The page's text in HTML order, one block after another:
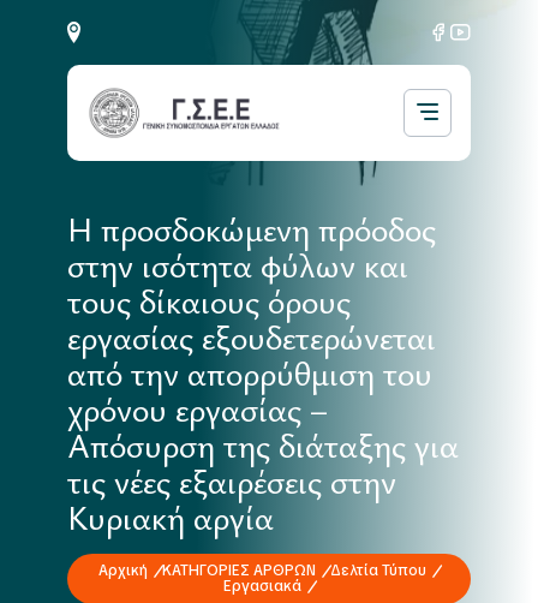
Η προσδοκώμενη πρόοδος
στην ισότητα φύλων και
τους δίκαιους όρους
εργασίας εξουδετερώνεται
από την απορρύθμιση του
χρόνου εργασίας –
Απόσυρση της διάταξης για
τις νέες εξαιρέσεις στην
Κυριακή αργία
Αρχική ΚΑΤΗΓΟΡΙΕΣ ΑΡΘΡΩΝ
Δελτία Τύπου
Εργασιακά